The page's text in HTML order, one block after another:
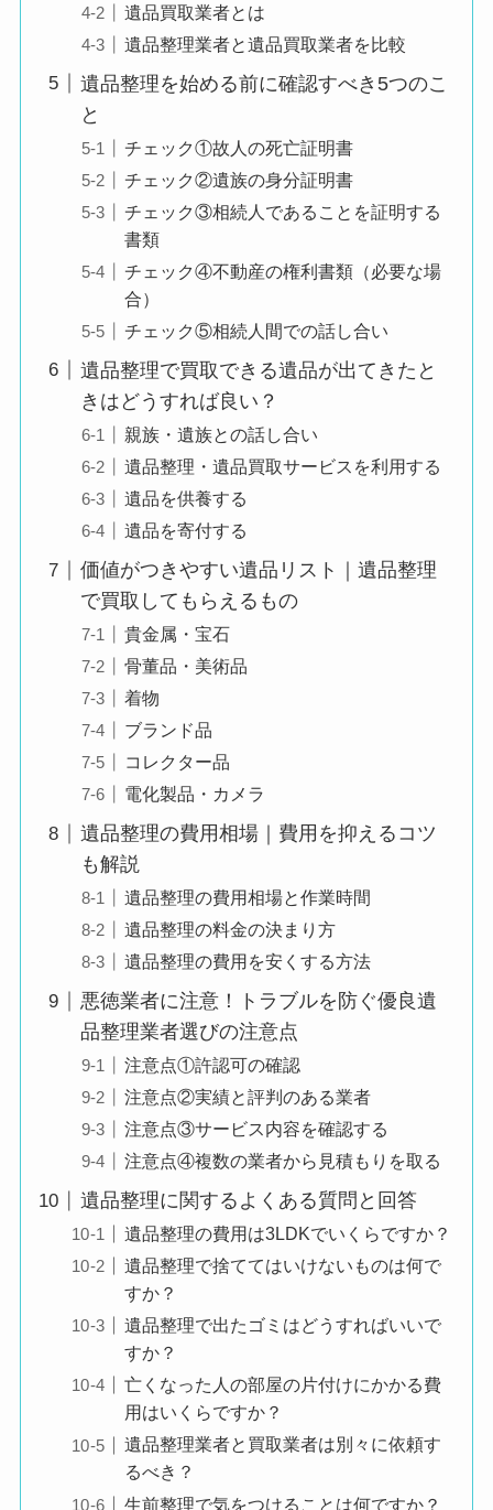
遺品買取業者とは
遺品整理業者と遺品買取業者を比較
遺品整理を始める前に確認すべき5つのこ
と
チェック①故人の死亡証明書
チェック②遺族の身分証明書
チェック③相続人であることを証明する
書類
チェック④不動産の権利書類（必要な場
合）
チェック⑤相続人間での話し合い
遺品整理で買取できる遺品が出てきたと
きはどうすれば良い？
親族・遺族との話し合い
遺品整理・遺品買取サービスを利用する
遺品を供養する
遺品を寄付する
価値がつきやすい遺品リスト｜遺品整理
で買取してもらえるもの
貴金属・宝石
骨董品・美術品
着物
ブランド品
コレクター品
電化製品・カメラ
遺品整理の費用相場｜費用を抑えるコツ
も解説
遺品整理の費用相場と作業時間
遺品整理の料金の決まり方
遺品整理の費用を安くする方法
悪徳業者に注意！トラブルを防ぐ優良遺
品整理業者選びの注意点
注意点①許認可の確認
注意点②実績と評判のある業者
注意点③サービス内容を確認する
注意点④複数の業者から見積もりを取る
遺品整理に関するよくある質問と回答
遺品整理の費用は3LDKでいくらですか？
遺品整理で捨ててはいけないものは何で
すか？
遺品整理で出たゴミはどうすればいいで
すか？
亡くなった人の部屋の片付けにかかる費
用はいくらですか？
遺品整理業者と買取業者は別々に依頼す
るべき？
生前整理で気をつけることは何ですか？